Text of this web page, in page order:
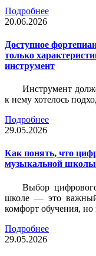
Подробнее
20.06.2026
Доступное
только
инструмент
Инструмент
к нему хотелось
Подробнее
29.05.2026
Как понять, что
музыкальной школы
Выбор
школе — это важный
комфорт обучения, но
Подробнее
29.05.2026